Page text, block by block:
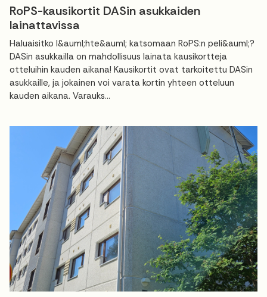
RoPS-kausikortit DASin asukkaiden
lainattavissa
Haluaisitko l&auml;hte&auml; katsomaan RoPS:n peli&auml;?
DASin asukkailla on mahdollisuus lainata kausikortteja
otteluihin kauden aikana! Kausikortit ovat tarkoitettu DASin
asukkaille, ja jokainen voi varata kortin yhteen otteluun
kauden aikana. Varauks...